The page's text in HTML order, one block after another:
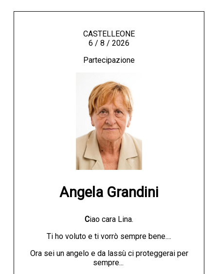
CASTELLEONE
6 / 8 / 2026
Partecipazione
Angela Grandini
Ciao cara Lina.
Ti ho voluto e ti vorrò sempre bene....
Ora sei un angelo e da lassù ci proteggerai per
sempre...